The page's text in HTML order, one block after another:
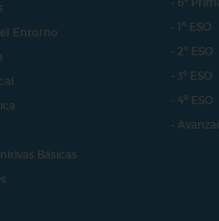
Entorno
Básicas
- 1º ESO
- 2º ESO
- 3º ESO
- 4º ESO
-